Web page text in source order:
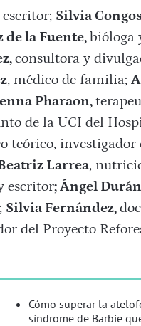
Silvia
la Fuente,bióloga
consultora y
, médico de familia;
Pharaon,
de la UCI del
teórico,
Larrea,
escritor;Ángel
Silvia Fernández,
del Proyecto
Cómo superar la
síndrome de Barbie